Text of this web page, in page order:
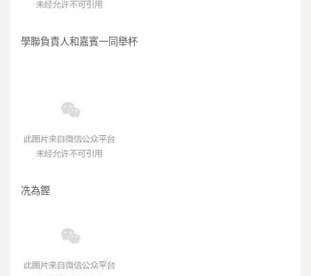
學聯負責人和嘉賓一同舉杯
冼為鏗